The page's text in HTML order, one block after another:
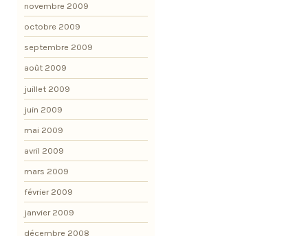
novembre 2009
octobre 2009
septembre 2009
août 2009
juillet 2009
juin 2009
mai 2009
avril 2009
mars 2009
février 2009
janvier 2009
décembre 2008